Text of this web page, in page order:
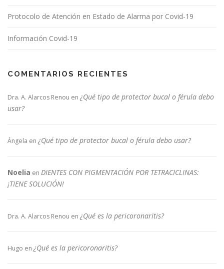
Protocolo de Atención en Estado de Alarma por Covid-19
Información Covid-19
COMENTARIOS RECIENTES
Dra. A. Alarcos Renou en ¿Qué tipo de protector bucal o férula debo
usar?
Ángela en ¿Qué tipo de protector bucal o férula debo usar?
Noelia en DIENTES CON PIGMENTACIÓN POR TETRACICLINAS:
¡TIENE SOLUCIÓN!
Dra. A. Alarcos Renou en ¿Qué es la pericoronaritis?
Hugo en ¿Qué es la pericoronaritis?